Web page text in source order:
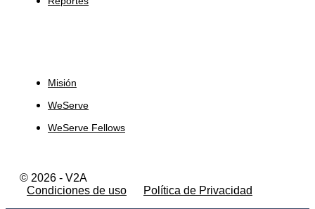
Misión
WeServe
WeServe Fellows
© 2026 - V2A
Condiciones de uso
Política de Privacidad